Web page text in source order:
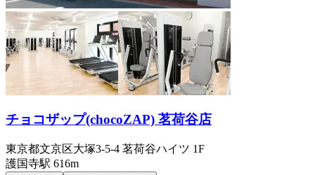
チョコザップ(chocoZAP) 茗荷谷店
東京都文京区大塚3-5-4 茗荷谷ハイツ 1F
護国寺駅 616m